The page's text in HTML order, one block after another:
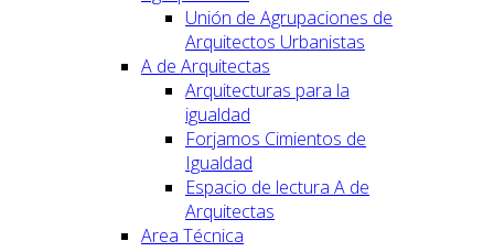
Unión de Agrupaciones de
Arquitectos Urbanistas
A de Arquitectas
Arquitecturas para la
igualdad
Forjamos Cimientos de
Igualdad
Espacio de lectura A de
Arquitectas
Area Técnica